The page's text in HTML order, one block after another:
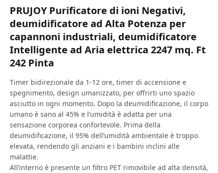
PRUJOY Purificatore di ioni Negativi,
deumidificatore ad Alta Potenza per
capannoni industriali, deumidificatore
Intelligente ad Aria elettrica 2247 mq. Ft
242 Pinta
Timer bidirezionale da 1-12 ore, timer di accensione e
spegnimento, design umanizzato, per offrirti uno spazio
asciutto in ogni momento. Dopo la deumidificazione, il corpo
umano è sano al 45% e l’umidità è adatta per una
sensazione corporea confortevole. Prima della
deumidificazione, il 95% dell’umidità ambientale è troppo
elevata, rendendo gli anziani e i bambini inclini alle
malattie.
All’interno è presente un filtro PET rimovibile ad alta densità,